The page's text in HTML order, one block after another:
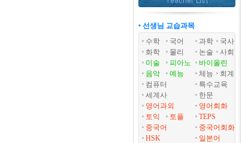
• 선생님 교습과목
수학
국어 과학
국사
화학
물리 논술
사회
미술
피아노
바이올린
음악
예능 체능
회계
컴퓨터
특수교육
세계사
한문
영어과외
영어회화
토익
토플
TEPS
중국어
중국어회화
HSK
일본어